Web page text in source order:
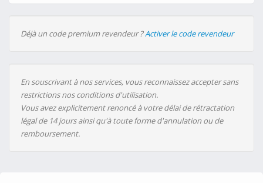
Déjà un code premium revendeur ?Activer le code revendeur
En souscrivant à nos services, vous reconnaissez accepter sans
restrictions nos conditions d'utilisation.
Vous avez explicitement renoncé à votre délai de rétractation
légal de 14 jours ainsi qu'à toute forme d'annulation ou de
remboursement.